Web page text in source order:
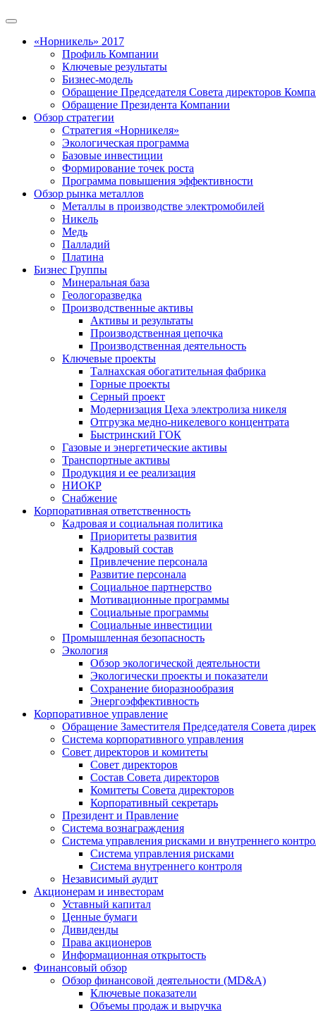
«Норникель» 2017
Профиль Компании
Ключевые результаты
Бизнес-модель
Обращение Председателя Совета директоров
Обращение Президента Компании
Обзор стратегии
Стратегия «Норникеля»
Экологическая программа
Базовые инвестиции
Формирование точек роста
Программа повышения эффективности
Обзор рынка металлов
Металлы в производстве электромобилей
Никель
Медь
Палладий
Платина
Бизнес Группы
Минеральная база
Геологоразведка
Производственные активы
Активы и результаты
Производственная цепочка
Производственная деятельность
Ключевые проекты
Талнахская обогатительная фабрика
Горные проекты
Серный проект
Модернизация Цеха электролиза никеля
Отгрузка медно-никелевого концентрата
Быстринский ГОК
Газовые и энергетические активы
Транспортные активы
Продукция и ее реализация
НИОКР
Снабжение
Корпоративная ответственность
Кадровая и социальная политика
Приоритеты развития
Кадровый состав
Привлечение персонала
Развитие персонала
Социальное партнерство
Мотивационные программы
Социальные программы
Социальные инвестиции
Промышленная безопасность
Экология
Обзор экологической деятельности
Экологически проекты и показатели
Сохранение биоразнообразия
Энергоэффективность
Корпоративное управление
Обращение Заместителя Председателя Совета
Система корпоративного управления
Совет директоров и комитеты
Совет директоров
Состав Совета директоров
Комитеты Совета директоров
Корпоративный секретарь
Президент и Правление
Система вознаграждения
Система управления рисками и внутреннего
Система управления рисками
Система внутреннего контроля
Независимый аудит
Акционерам и инвесторам
Уставный капитал
Ценные бумаги
Дивиденды
Права акционеров
Информационная открытость
Финансовый обзор
Обзор финансовой деятельности (MD&A)
Ключевые показатели
Объемы продаж и выручка